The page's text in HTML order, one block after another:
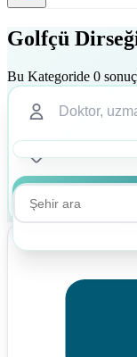
Golfçü
Bu Kategoride 0